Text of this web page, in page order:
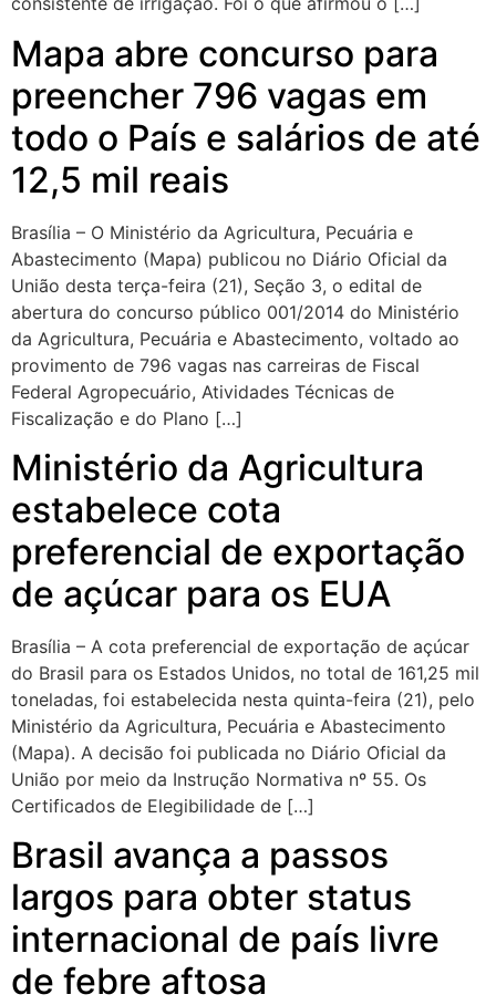
Mapa abre concurso para
preencher 796 vagas em
todo o País e salários de até
12,5 mil reais
Brasília – O Ministério da Agricultura, Pecuária e
Abastecimento (Mapa) publicou no Diário Oficial da
União desta terça-feira (21), Seção 3, o edital de
abertura do concurso público 001/2014 do Ministério
da Agricultura, Pecuária e Abastecimento, voltado ao
provimento de 796 vagas nas carreiras de Fiscal
Federal Agropecuário, Atividades Técnicas de
Fiscalização e do Plano […]
Ministério da Agricultura
estabelece cota
preferencial de exportação
de açúcar para os EUA
Brasília – A cota preferencial de exportação de açúcar
do Brasil para os Estados Unidos, no total de 161,25 mil
toneladas, foi estabelecida nesta quinta-feira (21), pelo
Ministério da Agricultura, Pecuária e Abastecimento
(Mapa). A decisão foi publicada no Diário Oficial da
União por meio da Instrução Normativa nº 55. Os
Certificados de Elegibilidade de […]
Brasil avança a passos
largos para obter status
internacional de país livre
de febre aftosa